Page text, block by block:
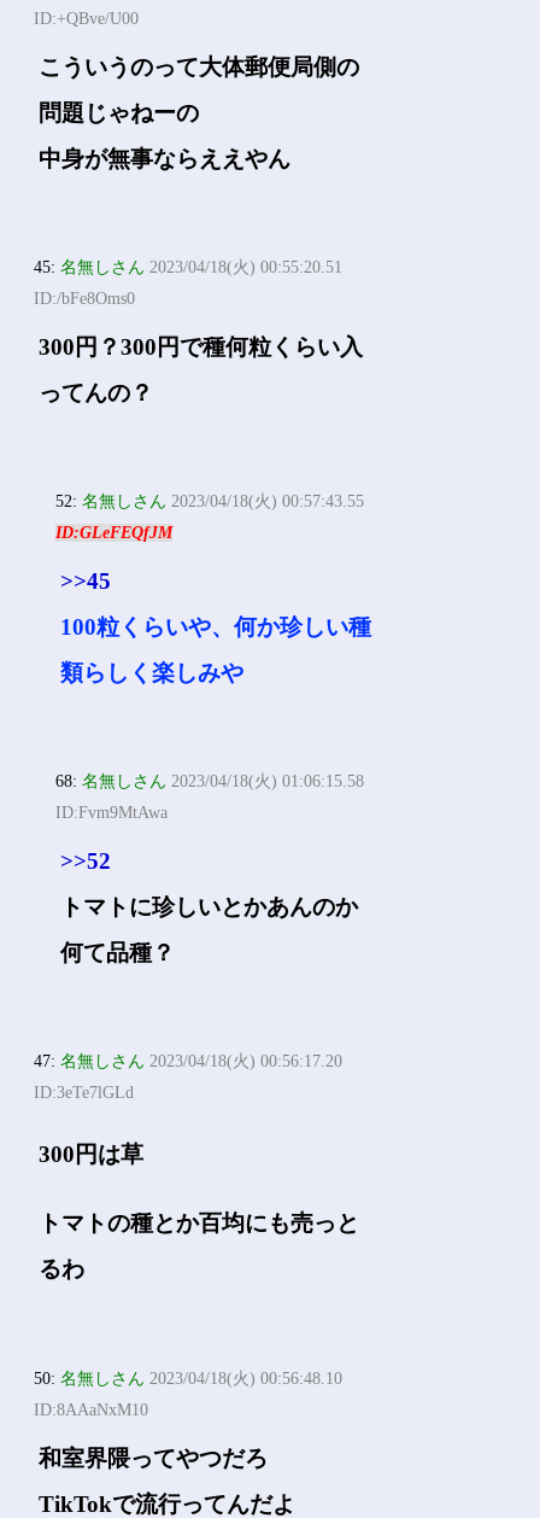
ID:+QBve/U00
こういうのって大体郵便局側の
問題じゃねーの
中身が無事ならええやん
45:名無しさん 2023/04/18(火) 00:55:20.51
ID:/bFe8Oms0
300円？300円で種何粒くらい入
ってんの？
52:名無しさん 2023/04/18(火) 00:57:43.55
ID:GLeFEQfJM
>>45
100粒くらいや、何か珍しい種
類らしく楽しみや
68:名無しさん 2023/04/18(火) 01:06:15.58
ID:Fvm9MtAwa
>>52
トマトに珍しいとかあんのか
何て品種？
47:名無しさん 2023/04/18(火) 00:56:17.20
ID:3eTe7lGLd
300円は草
トマトの種とか百均にも売っと
るわ
50:名無しさん 2023/04/18(火) 00:56:48.10
ID:8AAaNxM10
和室界隈ってやつだろ
TikTokで流行ってんだよ